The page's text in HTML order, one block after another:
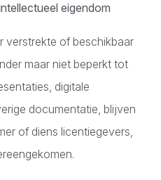
eigendom
verstrekte of beschikbaar
maar niet beperkt tot
digitale
documentatie, blijven
of diens licentiegevers,